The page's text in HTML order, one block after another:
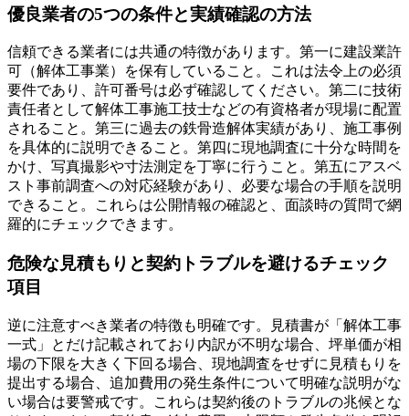
優良業者の5つの条件と実績確認の方法
信頼できる業者には共通の特徴があります。第一に建設業許
可（解体工事業）を保有していること。これは法令上の必須
要件であり、許可番号は必ず確認してください。第二に技術
責任者として解体工事施工技士などの有資格者が現場に配置
されること。第三に過去の鉄骨造解体実績があり、施工事例
を具体的に説明できること。第四に現地調査に十分な時間を
かけ、写真撮影や寸法測定を丁寧に行うこと。第五にアスベ
スト事前調査への対応経験があり、必要な場合の手順を説明
できること。これらは公開情報の確認と、面談時の質問で網
羅的にチェックできます。
危険な見積もりと契約トラブルを避けるチェック
項目
逆に注意すべき業者の特徴も明確です。見積書が「解体工事
一式」とだけ記載されており内訳が不明な場合、坪単価が相
場の下限を大きく下回る場合、現地調査をせずに見積もりを
提出する場合、追加費用の発生条件について明確な説明がな
い場合は要警戒です。これらは契約後のトラブルの兆候とな